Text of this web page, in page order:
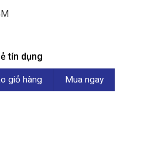
tín dụng
số lượng
giỏ hàng Mua ngay